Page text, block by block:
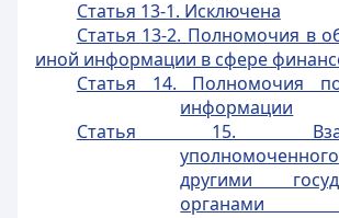
Статья 13-1. Исключена
Статья 13-2. Полномочия в
иной информации в сфере
Статья 14. Полномочия
информации
Статья 15.
другими
органами